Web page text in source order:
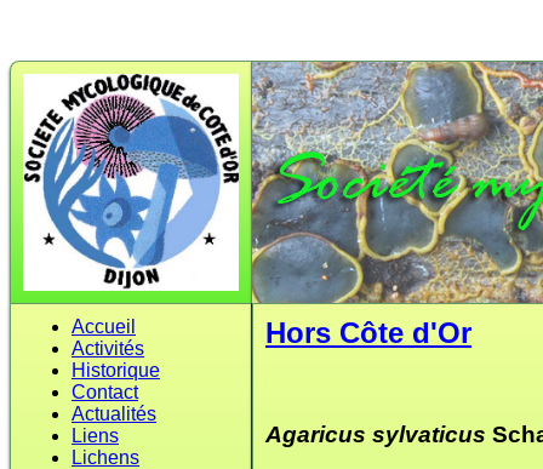
Accueil
Activités
Historique
Contact
Actualités
Liens
Lichens
Hors Côte d'Or
Agaricus sylvaticus